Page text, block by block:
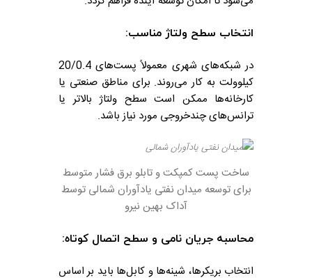
انتخاب سطح ولتاژ مناسب:
در شبکه‌های شهری معمولاً پست‌های 20/0.4
کیلوولت به کار می‌روند. برای مناطق صنعتی یا
کارخانه‌ها ممکن است سطح ولتاژ بالاتر یا
ترانس‌های چندخروجی مورد نیاز باشد.
ساخت پست کمپکت و تابلو برق فشار متوسط
برای توسعه میدان نفتی یادآوران شمالی توسط
آداک بهین نیرو
محاسبه جریان نامی و سطح اتصال کوتاه:
انتخاب بریکرها، شینه‌ها و کابل‌ها باید بر اساس